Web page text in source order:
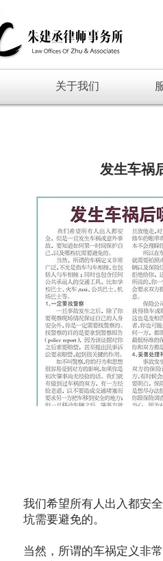
关于我们
发生车祸
我们希望所有人出入都安
坑需要避免的。
当然，所谓的车祸定义非